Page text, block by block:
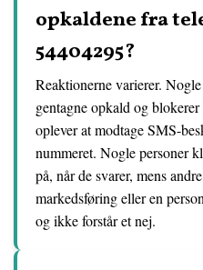
opkaldene fra
54404295?
Reaktionerne varierer.
gentagne opkald og
oplever at modtage SMS-
nummeret. Nogle personer
på, når de svarer, mens
markedsføring eller en
og ikke forstår et nej.